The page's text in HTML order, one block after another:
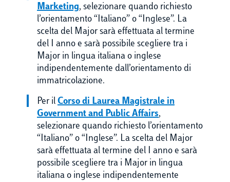
Marketing, selezionare quando richiesto
l’orientamento “Italiano” o “Inglese”. La
scelta del Major sarà effettuata al termine
del I anno e sarà possibile scegliere tra i
Major in lingua italiana o inglese
indipendentemente dall’orientamento di
immatricolazione.
Per il Corso di Laurea Magistrale in
Government and Public Affairs,
selezionare quando richiesto l’orientamento
“Italiano” o “Inglese”. La scelta del Major
sarà effettuata al termine del I anno e sarà
possibile scegliere tra i Major in lingua
italiana o inglese indipendentemente